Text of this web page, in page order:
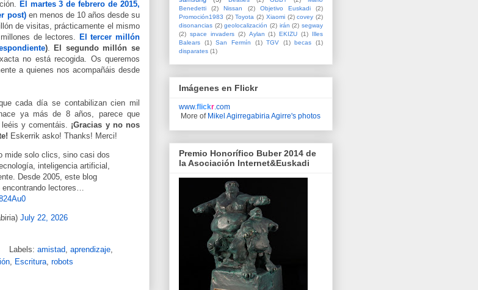
El martes 3 de febrero de 2015,
post)en menos de 10 años desde su
de visitas, prácticamente el mismo
de lectores. El tercer millón
). El segundo millón se
no está recogida. Os queremos
a quienes nos acompañáis desde
cada día se contabilizan cien mil
ya más de 8 años, parece que
y comentáis. ¡Gracias y no nos
Eskerrik asko! Thanks! Merci!
mide solo clics, sino casi dos
inteligencia artificial,
Desde 2005, este blog
encontrando lectores…
July 22, 2026
Labels: amistad aprendizaje
Escritura robots
Benedetti
(2) Nissan (2) Objetivo Euskadi
(2)
Promoción1983 (2) Toyota (2) Xiaomi (2) covey (2)
disonancias (2) geolocalización (2) irán (2) segway
(2) space invaders (2) Aylan (1) EKIZU (1)
Illes
Balears
(1) San Fermín (1) TGV (1) becas
(1)
disparates (1)
Imágenes en Flickr
www.flickr .com
More of Mikel Agirregabiria Agirre's photos
Premio Honorífico Buber 2014 de
la Asociación Internet&Euskadi